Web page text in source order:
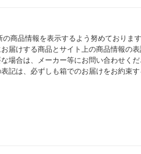
商品情報を表示するよう努めており
届けする商品とサイト上の商品情報の
場合は、メーカー等にお問い合わせくだ
記は、必ずしも箱でのお届けをお約束